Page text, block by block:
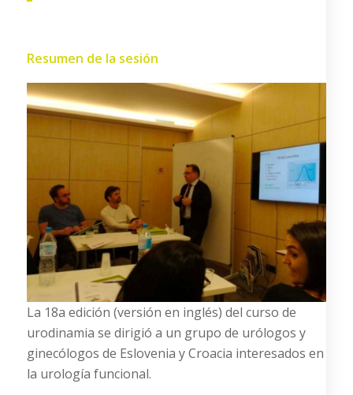
Resumen de la sesión
La 18a edición (versión en inglés) del curso de
urodinamia se dirigió a un grupo de urólogos y
ginecólogos de Eslovenia y Croacia interesados en
la urología funcional.